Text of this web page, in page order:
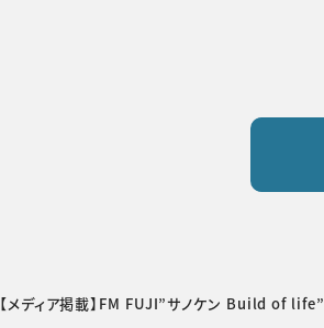
【メディア掲載】FM FUJI”サノケン Build of life”